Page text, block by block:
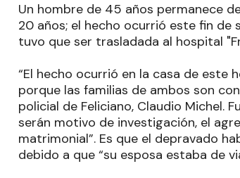
Un hombre de 45 años permanece
20 años; el hecho ocurrió este fin de
tuvo que ser trasladada al hospital
“El hecho ocurrió en la casa de este
porque las familias de ambos son
policial de Feliciano, Claudio Michel.
serán motivo de investigación, el
matrimonial”. Es que el depravado
debido a que “su esposa estaba de